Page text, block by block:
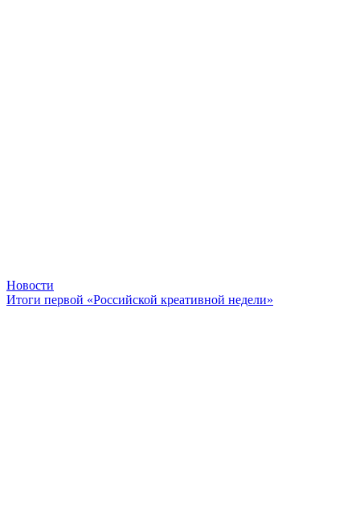
Новости
Итоги первой «Российской креативной недели»